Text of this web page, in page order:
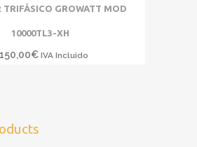
TRIFÁSICO GROWATT MOD
10000TL3-XH
€ IVA Incluido